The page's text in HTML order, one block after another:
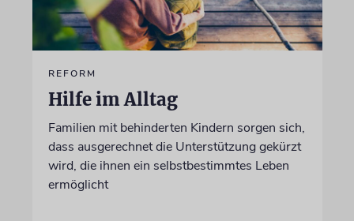
REFORM
Hilfe im Alltag
Familien mit behinderten Kindern sorgen sich,
dass ausgerechnet die Unterstützung gekürzt
wird, die ihnen ein selbstbestimmtes Leben
ermöglicht